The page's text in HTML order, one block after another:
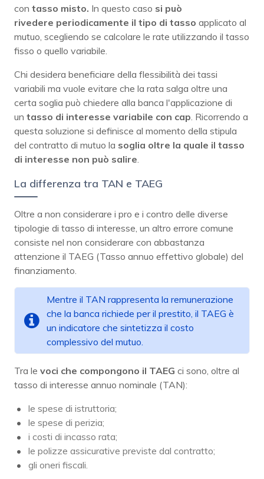
con tasso misto. In questo caso si può
rivedere periodicamente il tipo di tasso applicato al
mutuo, scegliendo se calcolare le rate utilizzando il tasso
fisso o quello variabile.
Chi desidera beneficiare della flessibilità dei tassi
variabili ma vuole evitare che la rata salga oltre una
certa soglia può chiedere alla banca l'applicazione di
un tasso di interesse variabile con cap . Ricorrendo a
questa soluzione si definisce al momento della stipula
del contratto di mutuo la soglia oltre la quale il tasso
di interesse non può salire
La differenza tra TAN e TAEG
Oltre a non considerare i pro e i contro delle diverse
tipologie di tasso di interesse, un altro errore comune
consiste nel non considerare con abbastanza
attenzione il TAEG (Tasso annuo effettivo globale) del
finanziamento.
Mentre il TAN rappresenta la remunerazione
che la banca richiede per il prestito, il TAEG è
un indicatore che sintetizza il costo
complessivo del mutuo.
Tra le voci che compongono il TAEG ci sono, oltre al
tasso di interesse annuo nominale (TAN):
le spese di istruttoria;
le spese di perizia;
i costi di incasso rata;
le polizze assicurative previste dal contratto;
gli oneri fiscali.